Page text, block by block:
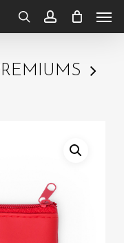
searchaccount